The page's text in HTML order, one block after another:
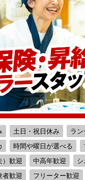
土日・祝日休み ラン
時間や曜日が選べる
）歓迎 中高年歓迎
者歓迎 フリーター歓迎